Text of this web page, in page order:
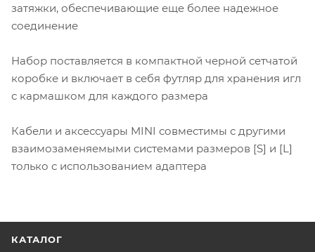
затяжки, обеспечивающие еще более надежное
соединение
Набор поставляется в компактной черной сетчатой
коробке и включает в себя футляр для хранения игл
с кармашком для каждого размера
Кабели и аксессуары MINI совместимы с другими
взаимозаменяемыми системами размеров [S] и [L]
только с использованием адаптера
КАТАЛОГ